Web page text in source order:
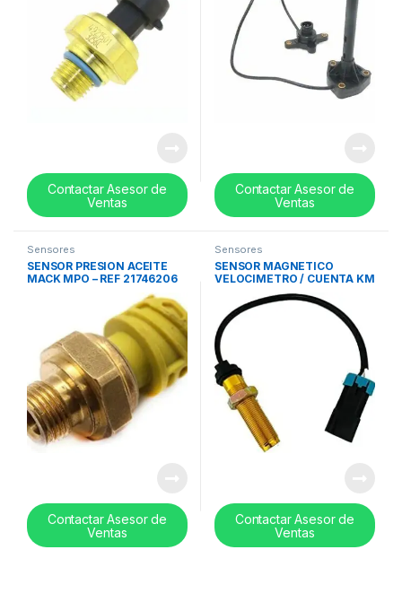
Contactar Asesor de
Ventas
Contactar Asesor de
Ventas
Sensores
SENSOR PRESION ACEITE
MACK MPO – REF 21746206
Contactar Asesor de
Ventas
Sensores
SENSOR MAGNETICO
VELOCIMETRO / CUENTA KM
– REF 64MT439M
Contactar Asesor de
Ventas